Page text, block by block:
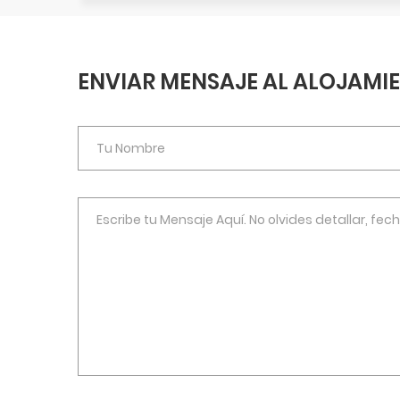
ENVIAR MENSAJE AL